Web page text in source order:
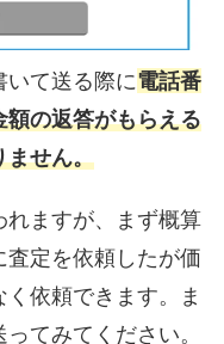
て送る際に電話番
額の返答がもらえる
ません。
ますが、まず概算
定を依頼したが価
依頼できます。ま
てみてください。